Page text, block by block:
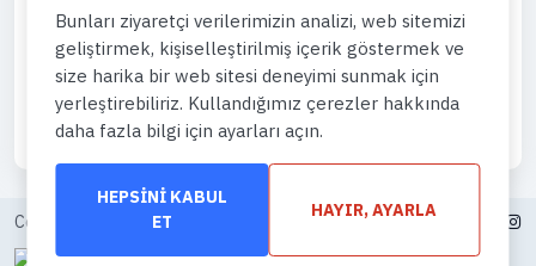
Eposta
info@gemiturlari.com
Copyright © 2026. All Rights Reserved, iFeribot.com
Bunları ziyaretçi verilerimizin analizi, web sitemizi
geliştirmek, kişiselleştirilmiş içerik göstermek ve
size harika bir web sitesi deneyimi sunmak için
yerleştirebiliriz. Kullandığımız çerezler hakkında
daha fazla bilgi için ayarları açın.
HEPSINI KABUL
ET
HAYIR, AYARLA